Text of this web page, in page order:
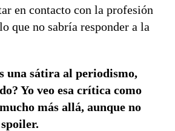
en contacto con la profesión
que no sabría responder a la
una sátira al periodismo,
Yo veo esa crítica como
más allá, aunque no